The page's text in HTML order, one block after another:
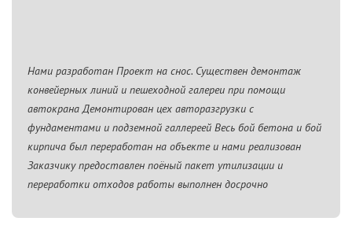
Нами разработан Проект на снос. Существен демонтаж
конвейерных линий и пешеходной галереи при помощи
автокрана Демонтирован цех авторазгрузки с
фундаментами и подземной галлереей Весь бой бетона и бой
кирпича был переработан на объекте и нами реализован
Заказчику предоставлен поёный пакет утилизации и
переработки отходов работы выполнен досрочно